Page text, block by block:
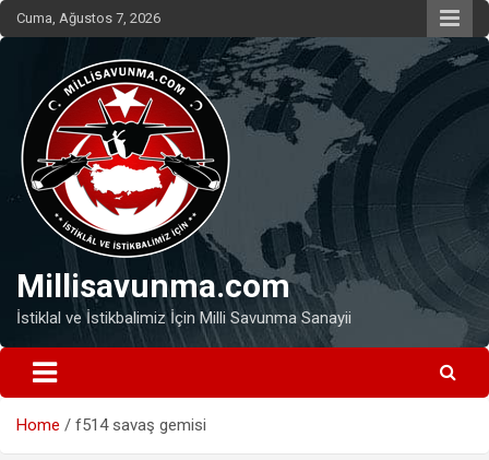
Skip
to
Cuma, Ağustos 7, 2026
Millisavunma.com
İstiklal ve İstikbalimiz İçin Milli Savunma Sanayii
Home f514 savaş gemisi